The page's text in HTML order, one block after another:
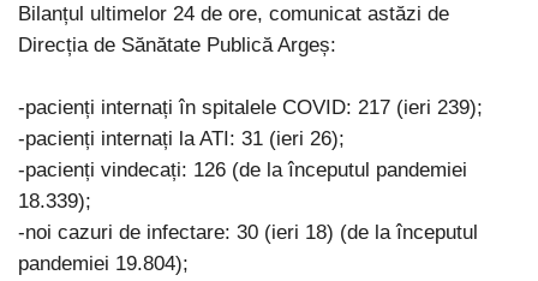
Bilanțul ultimelor 24 de ore, comunicat astăzi de
Direcția de Sănătate Publică Argeș:
-pacienți internați în spitalele COVID: 217 (ieri 239);
-pacienți internați la ATI: 31 (ieri 26);
-pacienți vindecați: 126 (de la începutul pandemiei
18.339);
-noi cazuri de infectare: 30 (ieri 18) (de la începutul
pandemiei 19.804);